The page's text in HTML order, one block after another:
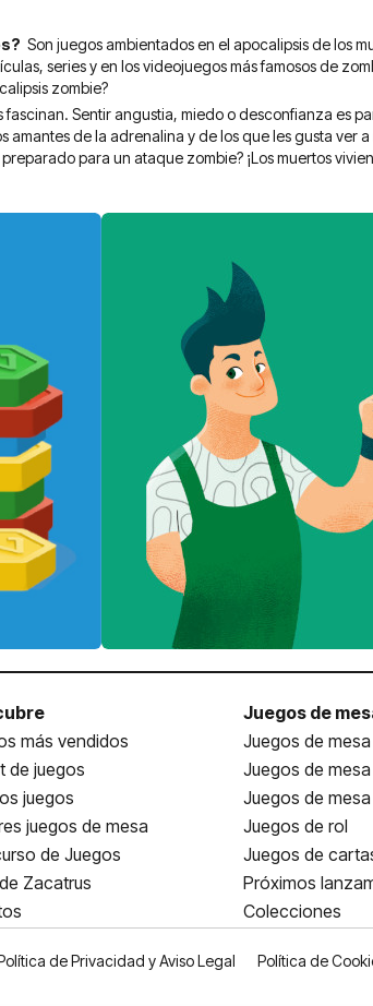
Son juegos ambientados en el apocalipsis de los
series y en los videojuegos más famosos de
zombie?
fascinan. Sentir angustia, miedo o desconfianza es
amantes de la adrenalina y de los que les gusta ver
para un ataque zombie? ¡Los muertos
más vendidos
de juegos
juegos
juegos de mesa
de Juegos
Zacatrus
Juegos de
Juegos de
Juegos de
Juegos de
Juegos de rol
Juegos de
Próximos
Colecciones
de Privacidad y Aviso Legal Política de